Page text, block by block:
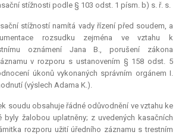
stížnosti podle § 103 odst. 1 písm. b) s. ř. s.
stížností namítá vady řízení před soudem, a
rozsudku zejména ve vztahu k
oznámení Jana B., porušení zákona
v rozporu s ustanovením § 158 odst. 5
úkonů vykonaných správním orgánem I.
(výslech Adama K.).
soudu obsahuje řádné odůvodnění ve vztahu ke
byly žalobou uplatněny; z uvedených kasačních
rozporu užití úředního záznamu s trestním